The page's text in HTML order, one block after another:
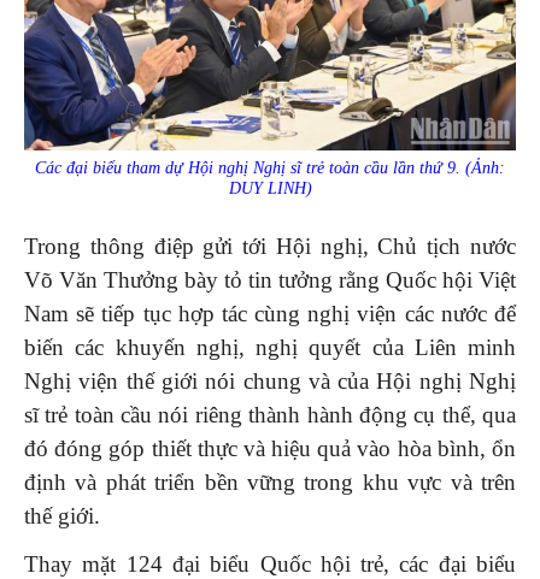
Các đại biểu tham dự Hội nghị Nghị sĩ trẻ toàn cầu lần thứ 9. (Ảnh:
DUY LINH)
Trong thông điệp gửi tới Hội nghị, Chủ tịch nước
Võ Văn Thưởng bày tỏ tin tưởng rằng Quốc hội Việt
Nam sẽ tiếp tục hợp tác cùng nghị viện các nước để
biến các khuyến nghị, nghị quyết của Liên minh
Nghị viện thế giới nói chung và của Hội nghị Nghị
sĩ trẻ toàn cầu nói riêng thành hành động cụ thể, qua
đó đóng góp thiết thực và hiệu quả vào hòa bình, ổn
định và phát triển bền vững trong khu vực và trên
thế giới.
Thay mặt 124 đại biểu Quốc hội trẻ, các đại biểu